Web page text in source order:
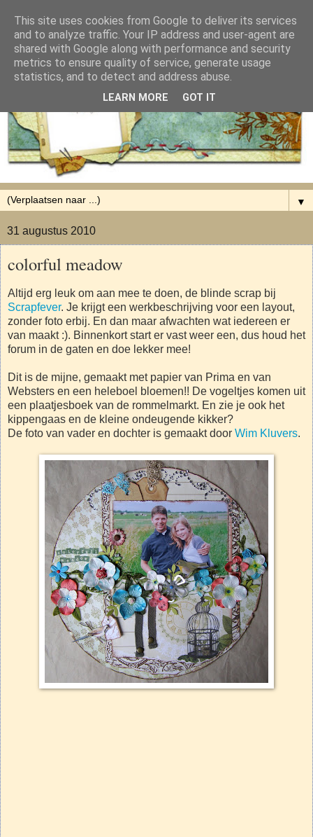
▼
31 augustus 2010
colorful meadow
Altijd erg leuk om aan mee te doen, de blinde scrap bij
Scrapfever. Je krijgt een werkbeschrijving voor een layout,
zonder foto erbij. En dan maar afwachten wat iedereen er
van maakt :). Binnenkort start er vast weer een, dus houd het
forum in de gaten en doe lekker mee!
Dit is de mijne, gemaakt met papier van Prima en van
Websters en een heleboel bloemen!! De vogeltjes komen uit
een plaatjesboek van de rommelmarkt. En zie je ook het
kippengaas en de kleine ondeugende kikker?
De foto van vader en dochter is gemaakt door Wim Kluvers.
This site uses cookies from Google to deliver its services
and to analyze traffic. Your IP address and user-agent are
shared with Google along with performance and security
metrics to ensure quality of service, generate usage
statistics, and to detect and address abuse.
LEARN MORE GOT IT